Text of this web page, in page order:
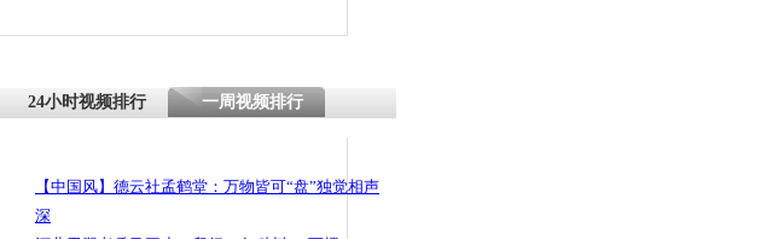
24小时视频排行 一周视频排行
【中国风】德云社孟鹤堂：万物皆可“盘”独觉相声
深